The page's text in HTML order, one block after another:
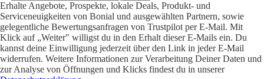
Erhalte Angebote, Prospekte, lokale Deals, Produkt- und
Serviceneuigkeiten von Bonial und ausgewählten Partnern, sowie
gelegentliche Bewertungsanfragen von Trustpilot per E-Mail. Mit
Klick auf „Weiter" willigst du in den Erhalt dieser E-Mails ein. Du
kannst deine Einwilligung jederzeit über den Link in jeder E-Mail
widerrufen. Weitere Informationen zur Verarbeitung Deiner Daten und
zur Analyse von Öffnungen und Klicks findest du in unserer